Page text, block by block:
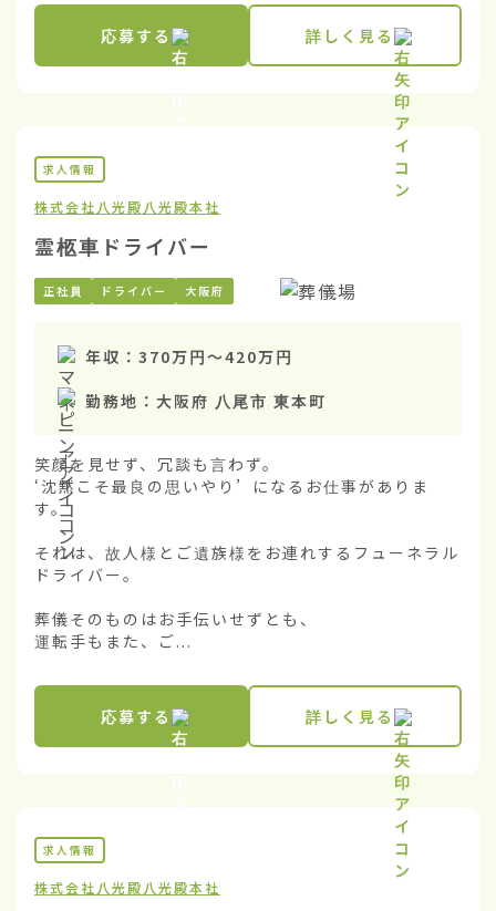
応募する 詳しく見る
求人情報
株式会社八光殿 八光殿本社
霊柩車ドライバー
正社員 ドライバー 大阪府
年収： 370万円〜420万円
勤務地： 大阪府 八尾市 東本町
笑顔を見せず、冗談も言わず。
‘沈黙こそ最良の思いやり’ になるお仕事がありま
す。
それは、故人様とご遺族様をお連れするフューネラル
ドライバー。
葬儀そのものはお手伝いせずとも、
運転手もまた、ご...
応募する 詳しく見る
求人情報
株式会社八光殿 八光殿本社